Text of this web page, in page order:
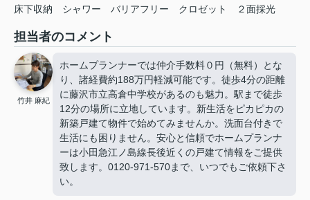
床下収納 シャワー バリアフリー クロゼット ２面採光
担当者のコメント
竹井 麻紀
ホームプランナーでは仲介手数料０円（無料）とな
り、諸経費約188万円軽減可能です。徒歩4分の距離
に藤沢市立高倉中学校があるのも魅力。駅まで徒歩
12分の場所に立地しています。新生活をピカピカの
新築戸建て物件で始めてみませんか。洗面台付きで
生活にも困りません。安心と信頼でホームプランナ
ーは小田急江ノ島線長後近くの戸建て情報をご提供
致します。0120-971-570まで、いつでもご依頼下さ
い。